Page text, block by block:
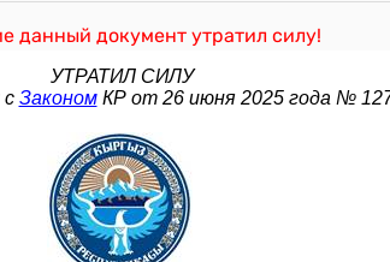
данный документ утратил силу!